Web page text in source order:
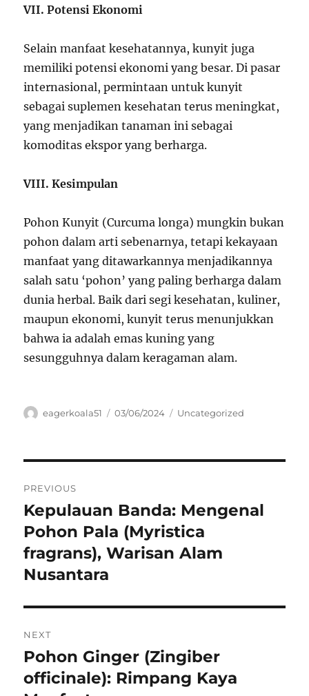
VII. Potensi Ekonomi
Selain manfaat kesehatannya, kunyit juga
memiliki potensi ekonomi yang besar. Di pasar
internasional, permintaan untuk kunyit
sebagai suplemen kesehatan terus meningkat,
yang menjadikan tanaman ini sebagai
komoditas ekspor yang berharga.
VIII. Kesimpulan
Pohon Kunyit (Curcuma longa) mungkin bukan
pohon dalam arti sebenarnya, tetapi kekayaan
manfaat yang ditawarkannya menjadikannya
salah satu ‘pohon’ yang paling berharga dalam
dunia herbal. Baik dari segi kesehatan, kuliner,
maupun ekonomi, kunyit terus menunjukkan
bahwa ia adalah emas kuning yang
sesungguhnya dalam keragaman alam.
Author
eagerkoala51
Posted
03/06/2024 Categories
Uncategorized
pos
PREVIOUS
Previous
post:
Kepulauan Banda: Mengenal
Pohon Pala (Myristica
fragrans), Warisan Alam
Nusantara
NEXT
Next
post:
Pohon Ginger (Zingiber
officinale): Rimpang Kaya